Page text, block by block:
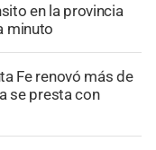
en la provincia
minuto
Fe renovó más de
se presta con